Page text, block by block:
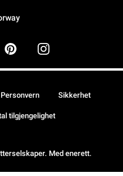
Med enerett.
Personvern Sikkerhet
tilgjengelighet